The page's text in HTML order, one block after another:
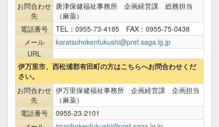
お問合わせ
先
唐津保健福祉事務所 企画経営課 総務担当
（麻薬）
電話番号
TEL：0955-73-4185 FAX：0955-75-0438
メール
karatsuhokenfukushi@pref.saga.lg.jp
URL
伊万里市、西松浦郡有田町の方はこちらへお問合わせくだ
さい。
お問合わせ
先
伊万里保健福祉事務所 企画経営課 企画担当
（麻薬）
電話番号
0955-23-2101